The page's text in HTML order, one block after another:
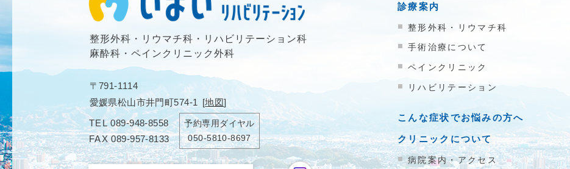
整形外科・リウマチ科・リハビリテーション科
麻酔科・ペインクリニック外科
〒791-1114
愛媛県松山市井門町574-1 [地図]
TEL 089-948-8558
FAX 089-957-8133
予約専用ダイヤル
050-5810-8697
診療案内
整形外科・リウマチ科
手術治療について
ペインクリニック
リハビリテーション
こんな症状でお悩みの方へ
クリニックについて
病院案内・アクセス